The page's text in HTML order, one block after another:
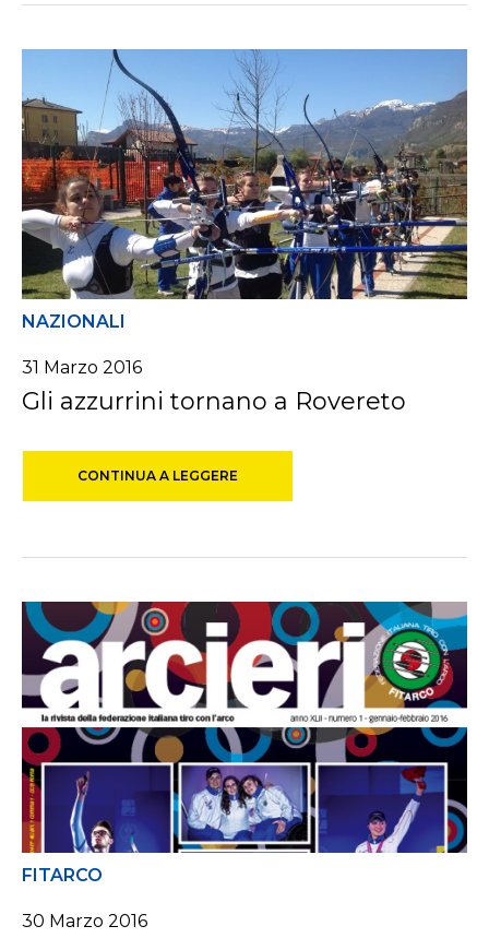
NAZIONALI
31 Marzo 2016
Gli azzurrini tornano a Rovereto
CONTINUA A LEGGERE
FITARCO
30 Marzo 2016